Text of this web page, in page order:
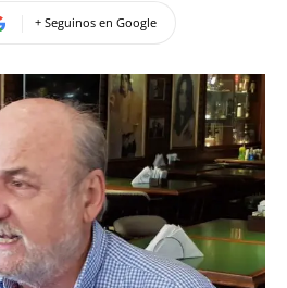
+ Seguinos en Google